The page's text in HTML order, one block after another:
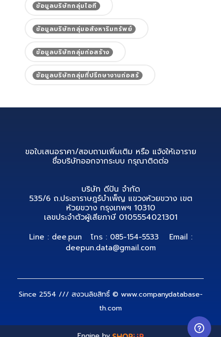
ข้อมูลบริษัทกลุ่มไอที
ข้อมูลบริษัทกลุ่มอสังหาริมทรัพย์
ข้อมูลบริษัทกลุ่มก่อสร้าง
ข้อมูลบริษัทกลุ่มที่ปรึกษางานก่อสร้
ขอใบเสนอราคา/สอบถามเพิ่มเติม หรือ แจ้งให้เอาราย
ชื่อบริษัทออกจากระบบ กรุณาติดต่อ
บริษัท ดีปัน จำกัด
535/6 ถ.ประชาราษฎร์บำเพ็ญ แขวงห้วยขวาง เขต
ห้วยขวาง กรุงเทพฯ 10310
เลขประจำตัวผู้เสียภาษี 0105554021301
Line : dee.pun โทร : 085-154-5533
Email :
deepun.data@gmail.com
Since 2554 /// สงวนลิขสิทธิ์ © www.companydatabase-
th.com